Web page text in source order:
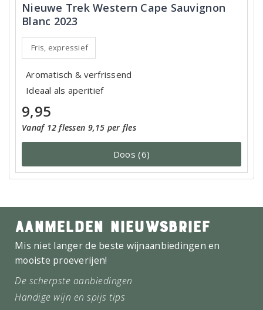
Nieuwe Trek Western Cape Sauvignon
Blanc 2023
Fris, expressief
Aromatisch & verfrissend
Ideaal als aperitief
9,95
Vanaf 12 flessen 9,15 per fles
Doos (6)
AANMELDEN NIEUWSBRIEF
Mis niet langer de beste wijnaanbiedingen en
mooiste proeverijen!
De scherpste aanbiedingen
Handige wijn en spijs tips